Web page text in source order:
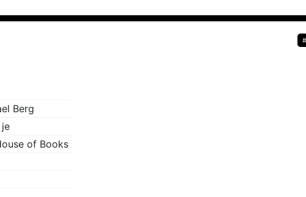
Berg
of Books